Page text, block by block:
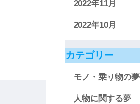
2022年11月
2022年10月
カテゴリー
モノ・乗り物の夢
人物に関する夢